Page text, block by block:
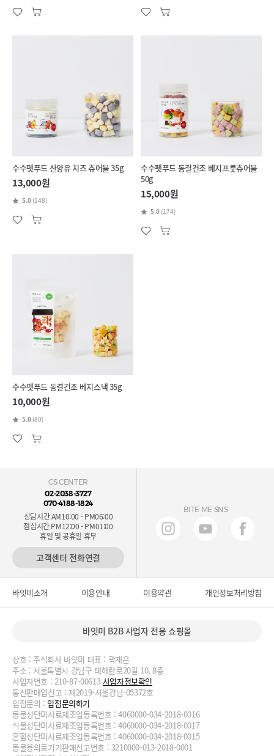
수수펫푸드 산양유 치즈 츄어블 35g
13,000원
5.0 (148)
수수펫푸드 동결건조 베지프룻츄어블
50g
15,000원
5.0 (174)
수수펫푸드 동결건조 베지스낵 35g
10,000원
5.0 (80)
CS CENTER
02-2038-3727
070-4188-1824
상담시간 AM10:00 - PM06:00
점심시간 PM12:00 - PM01:00
휴일 및 공휴일 휴무
고객센터 전화연결
BITE ME SNS
바잇미소개 이용안내 이용약관 개인정보처리방침
바잇미 B2B 사업자 전용 쇼핑몰
상호 : 주식회사 바잇미 대표 : 곽재은
주소 : 서울특별시 강남구 테헤란로20길 10, 8층
사업자번호 : 210-87-00613사업자정보확인
통신판매업신고 : 제2019-서울강남-05372호
입점문의 : 입점문의하기
동물성단미사료제조업등록번호 : 4060000-034-2018-0016
식물성단미사료제조업등록번호 : 4060000-034-2018-0017
혼합성단미사료제조업등록번호 : 4060000-034-2018-0015
동물용의료기기판매신고번호 : 3210000-013-2018-0001